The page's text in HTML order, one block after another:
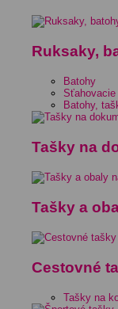
Ruksaky,
Batohy
Batohy,
Tašky na
Tašky a
Cestovné
Tašky na